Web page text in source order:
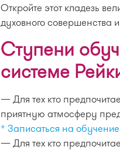
Откройте этот кладезь
духовного совершенства
Ступени
системе
— Для тех кто
приятную атмосферу
* Записаться на
— Для тех кто